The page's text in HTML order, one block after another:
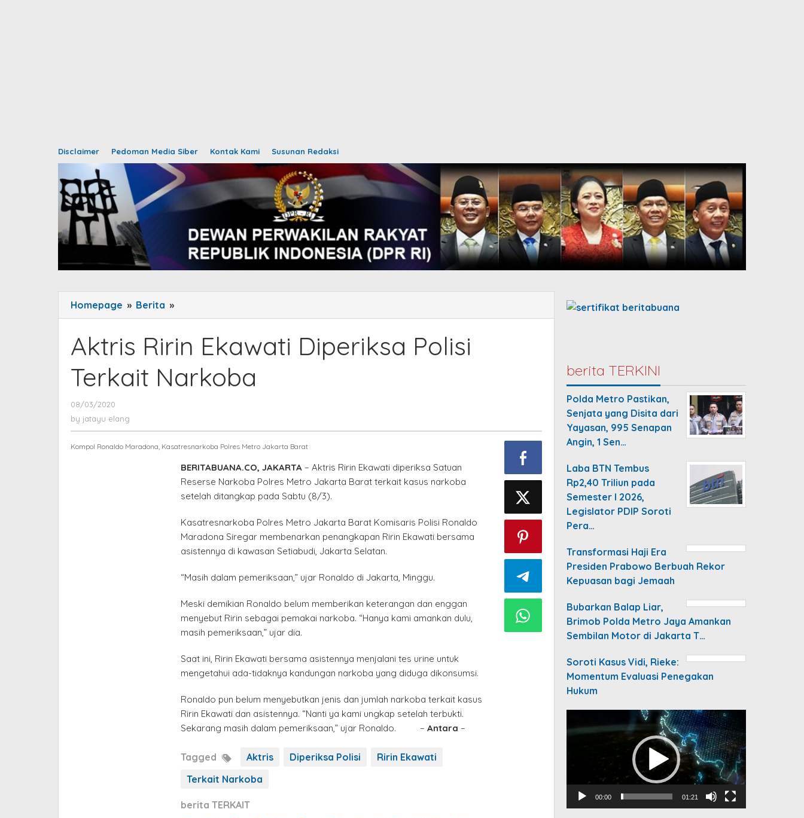
Disclaimer Pedoman Media Siber Kontak Kami Susunan Redaksi
Homepage » Berita »
Ririn
Diperiksa
Terkait
Aktris Ririn Ekawati Diperiksa Polisi
Terkait Narkoba
08/03/2020
jatayu
by jatayu elang
Kompol Ronaldo Maradona, Kasatresnarkoba Polres Metro Jakarta Barat
BERITABUANA.CO, JAKARTA– Aktris Ririn Ekawati diperiksa Satuan
Reserse Narkoba Polres Metro Jakarta Barat terkait kasus narkoba
setelah ditangkap pada Sabtu (8/3).
Kasatresnarkoba Polres Metro Jakarta Barat Komisaris Polisi Ronaldo
Maradona Siregar membenarkan penangkapan Ririn Ekawati bersama
asistennya di kawasan Setiabudi, Jakarta Selatan.
“Masih dalam pemeriksaan,” ujar Ronaldo di Jakarta, Minggu.
Meski demikian Ronaldo belum memberikan keterangan dan enggan
menyebut Ririn sebagai pemakai narkoba. “Hanya kami amankan dulu,
masih pemeriksaan,” ujar dia.
Saat ini, Ririn Ekawati bersama asistennya menjalani tes urine untuk
mengetahui ada-tidaknya kandungan narkoba yang diduga dikonsumsi.
Ronaldo pun belum menyebutkan jenis dan jumlah narkoba terkait kasus
Ririn Ekawati dan asistennya. “Nanti ya kami ungkap setelah terbukti.
Sekarang masih dalam pemeriksaan,” ujar Ronaldo. – Antara –
Tagged Aktris Diperiksa Polisi
Ririn Ekawati
Terkait Narkoba
berita TERKAIT
berita TERKINI
Polda Metro Pastikan,
Senjata yang Disita dari
Yayasan, 995 Senapan
Angin, 1 Sen…
Laba BTN Tembus
Rp2,40 Triliun pada
Semester I 2026,
Legislator PDIP Soroti
Pera…
Transformasi Haji Era
Presiden Prabowo Berbuah Rekor
Kepuasan bagi Jemaah
Bubarkan Balap Liar,
Brimob Polda Metro Jaya Amankan
Sembilan Motor di Jakarta T…
Soroti Kasus Vidi, Rieke:
Momentum Evaluasi Penegakan
Hukum
Player
00:00 01:21